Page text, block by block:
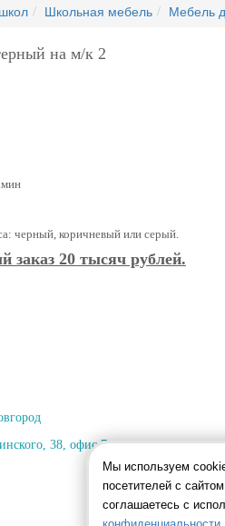
Школьная мебель Мебель
на м/к 2
черный, коричневый или серый.
20 тысяч рублей.
38, офис 7
Мы используем
посетителей с
соглашаетесь с